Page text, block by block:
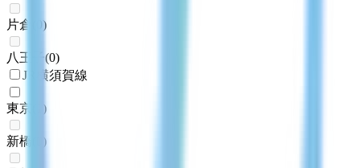
片倉 )
八王子(0)
JR横須賀線
東京 )
新橋 )